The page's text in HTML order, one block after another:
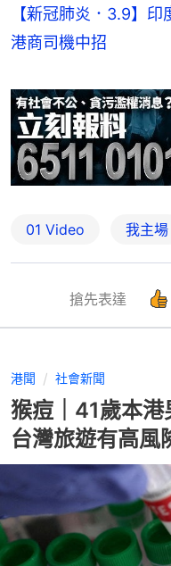
【新冠肺炎．3.9】
港商司機中招
01 Video 我主場
搶先表達
港聞 社會新聞
猴痘｜41歲本
台灣旅遊有高風